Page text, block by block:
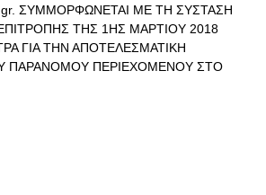
ΣΥΜΜΟΡΦΩΝΕΤΑΙ ΜΕ ΤΗ ΣΥΣΤΑΣΗ
ΤΗΣ 1ΗΣ ΜΑΡΤΙΟΥ 2018
ΓΙΑ ΤΗΝ ΑΠΟΤΕΛΕΣΜΑΤΙΚΗ
ΠΑΡΑΝΟΜΟΥ ΠΕΡΙΕΧΟΜΕΝΟΥ ΣΤΟ